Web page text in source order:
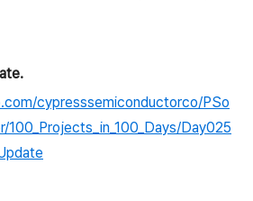
cypresssemiconductorco/PSo
Day025